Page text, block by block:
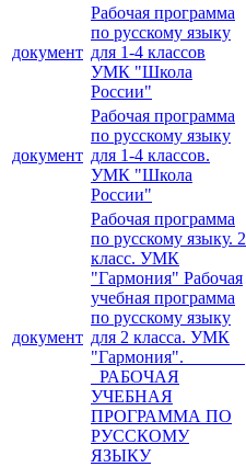
документ
Рабочая программа
по русскому языку
для 1-4 классов
УМК "Школа
России"
документ
Рабочая программа
по русскому языку
для 1-4 классов.
УМК "Школа
России"
документ
Рабочая программа
по русскому языку. 2
класс. УМК
"Гармония" Рабочая
учебная программа
по русскому языку
для 2 класса. УМК
"Гармония".
РАБОЧАЯ
УЧЕБНАЯ
ПРОГРАММА ПО
РУССКОМУ
ЯЗЫКУ